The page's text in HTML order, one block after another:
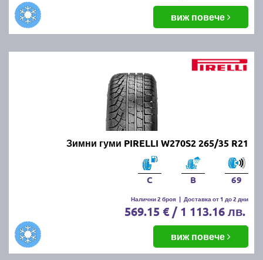
виж повече
Зимни гуми PIRELLI W270S2 265/35 R21
C B 69
Налични 2 броя | Доставка от 1 до 2 дни
569.15 € / 1 113.16 лв.
виж повече